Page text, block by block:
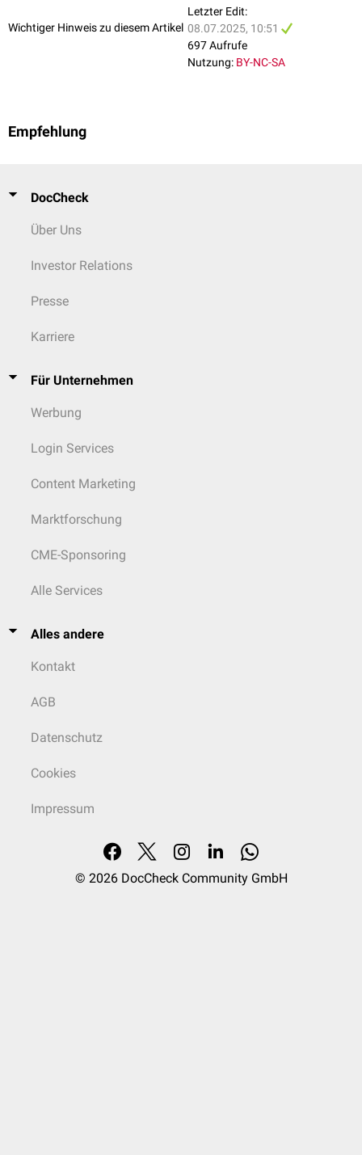
Wichtiger Hinweis zu diesem Artikel
Letzter Edit:
08.07.2025, 10:51
697 Aufrufe
Nutzung: BY-NC-SA
Empfehlung
DocCheck
Über Uns
Investor Relations
Presse
Karriere
Für Unternehmen
Werbung
Login Services
Content Marketing
Marktforschung
CME-Sponsoring
Alle Services
Alles andere
Kontakt
AGB
Datenschutz
Cookies
Impressum
© 2026 DocCheck Community GmbH